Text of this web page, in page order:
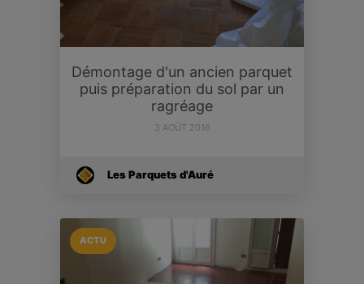
Démontage d'un ancien parquet
puis préparation du sol par un
ragréage
3 AOÛT 2016
Les Parquets d'Auré
ACTU